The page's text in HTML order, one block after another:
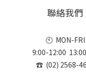
聯絡我們
🕙 MON-FRI
9:00-12:00
☎ (02) 2568-